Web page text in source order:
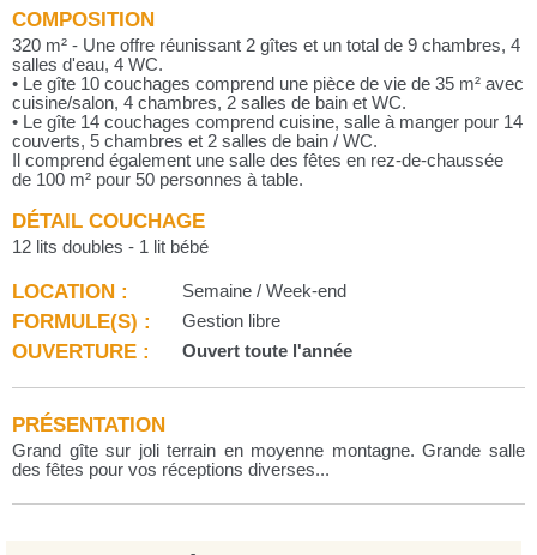
COMPOSITION
320 m² - Une offre réunissant 2 gîtes et un total de 9 chambres, 4
salles d'eau, 4 WC.
• Le gîte 10 couchages comprend une pièce de vie de 35 m² avec
cuisine/salon, 4 chambres, 2 salles de bain et WC.
• Le gîte 14 couchages comprend cuisine, salle à manger pour 14
couverts, 5 chambres et 2 salles de bain / WC.
Il comprend également une salle des fêtes en rez-de-chaussée
de 100 m² pour 50 personnes à table.
DÉTAIL COUCHAGE
12 lits doubles - 1 lit bébé
LOCATION : Semaine / Week-end
FORMULE(S) : Gestion libre
OUVERTURE : Ouvert toute l'année
PRÉSENTATION
Grand gîte sur joli terrain en moyenne montagne. Grande salle
des fêtes pour vos réceptions diverses...